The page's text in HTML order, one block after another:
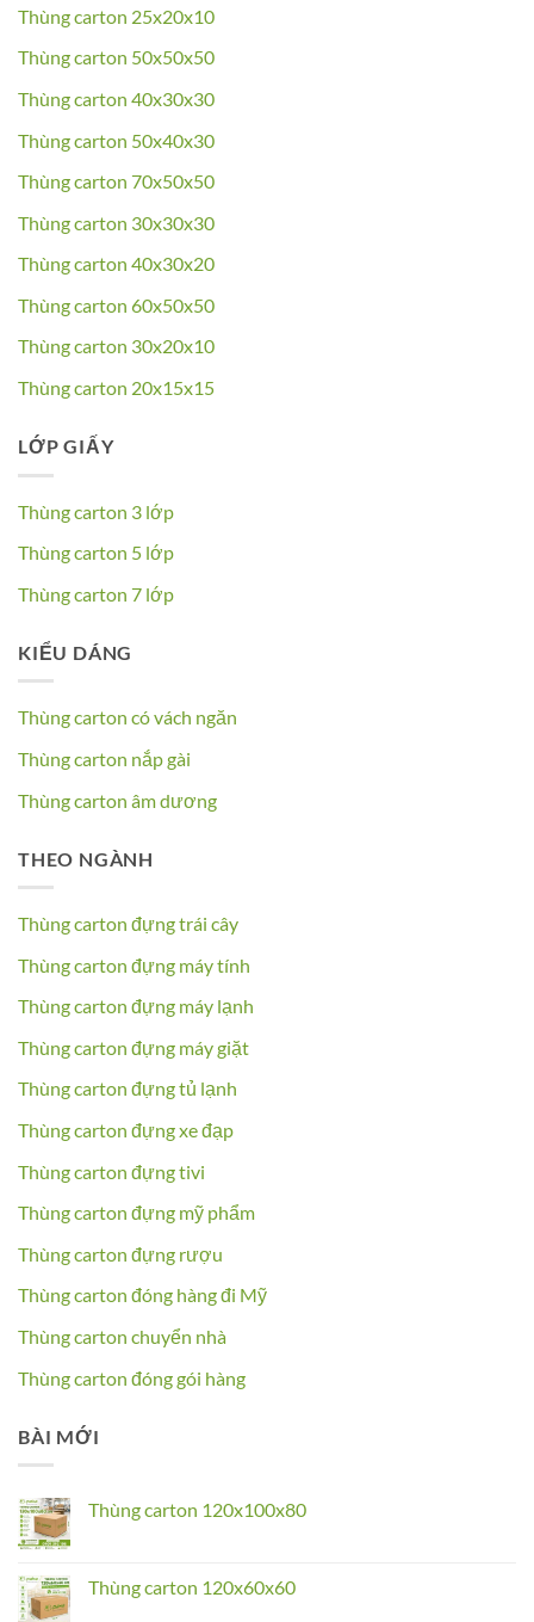
Thùng carton 25x20x10
Thùng carton 50x50x50
Thùng carton 40x30x30
Thùng carton 50x40x30
Thùng carton 70x50x50
Thùng carton 30x30x30
Thùng carton 40x30x20
Thùng carton 60x50x50
Thùng carton 30x20x10
Thùng carton 20x15x15
LỚP GIẤY
Thùng carton 3 lớp
Thùng carton 5 lớp
Thùng carton 7 lớp
KIỂU DÁNG
Thùng carton có vách ngăn
Thùng carton nắp gài
Thùng carton âm dương
THEO NGÀNH
Thùng carton đựng trái cây
Thùng carton đựng máy tính
Thùng carton đựng máy lạnh
Thùng carton đựng máy giặt
Thùng carton đựng tủ lạnh
Thùng carton đựng xe đạp
Thùng carton đựng tivi
Thùng carton đựng mỹ phẩm
Thùng carton đựng rượu
Thùng carton đóng hàng đi Mỹ
Thùng carton chuyển nhà
Thùng carton đóng gói hàng
BÀI MỚI
Thùng carton 120x100x80
Thùng
carton
Thùng carton 120x60x60